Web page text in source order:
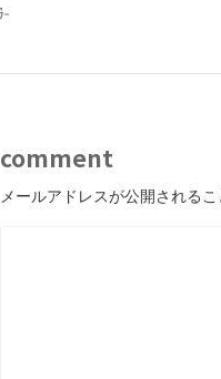
-
comment
メールアドレスが公開されるこ